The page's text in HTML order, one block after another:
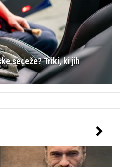
sedeže? Triki, ki jih